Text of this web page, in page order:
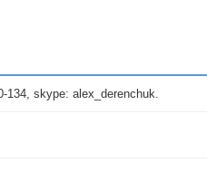
skype: alex_derenchuk.